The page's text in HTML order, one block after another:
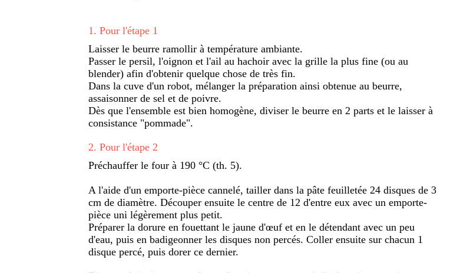
1 . Pour l'étape 1
Laisser le beurre ramollir à température ambiante.
Passer le persil, l'oignon et l'ail au hachoir avec la grille la plus fine (ou au
blender) afin d'obtenir quelque chose de très fin.
Dans la cuve d'un robot, mélanger la préparation ainsi obtenue au beurre,
assaisonner de sel et de poivre.
Dès que l'ensemble est bien homogène, diviser le beurre en 2 parts et le laisser à
consistance "pommade".
2. Pour l'étape 2
Préchauffer le four à 190 °C (th. 5).
A l'aide d'un emporte-pièce cannelé, tailler dans la pâte feuilletée 24 disques de 3
cm de diamètre. Découper ensuite le centre de 12 d'entre eux avec un emporte-
pièce uni légèrement plus petit.
Préparer la dorure en fouettant le jaune d'œuf et en le détendant avec un peu
d'eau, puis en badigeonner les disques non percés. Coller ensuite sur chacun 1
disque percé, puis dorer ce dernier.